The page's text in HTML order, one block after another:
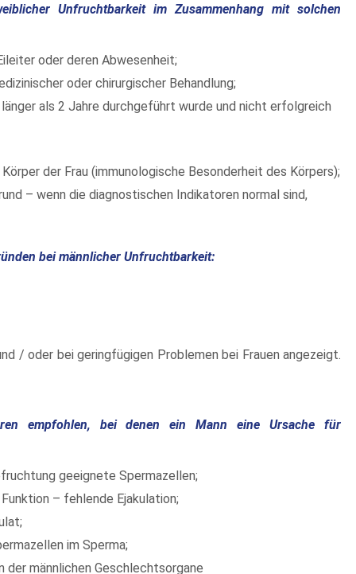
Unfruchtbarkeit im Zusammenhang mit solchen
oder deren Abwesenheit;
oder chirurgischer Behandlung;
als 2 Jahre durchgeführt wurde und nicht erfolgreich
der Frau (immunologische Besonderheit des Körpers);
– wenn die diagnostischen Indikatoren normal sind,
bei männlicher Unfruchtbarkeit:
/ oder bei geringfügigen Problemen bei Frauen angezeigt.
empfohlen, bei denen ein Mann eine Ursache für
geeignete Spermazellen;
– fehlende Ejakulation;
im Sperma;
der männlichen Geschlechtsorgane